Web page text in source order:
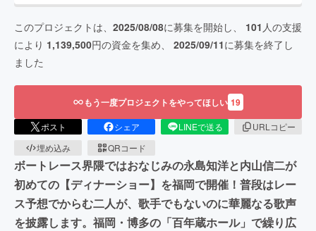
このプロジェクトは、 2025/08/08に募集を開始し、 101 人の支援
により 1,139,500円の資金を集め、 2025/09/11に募集を終了し
ました
もう一度プロジェクトをやってほしい 19
ポスト シェア LINEで送る
URLコピー
埋め込み
QRコード
ボートレース界隈ではおなじみの永島知洋と内山信二が
初めての【ディナーショー】を福岡で開催！普段はレー
ス予想でからむ二人が、歌手でもないのに華麗なる歌声
を披露します。福岡・博多の「百年蔵ホール」で繰り広